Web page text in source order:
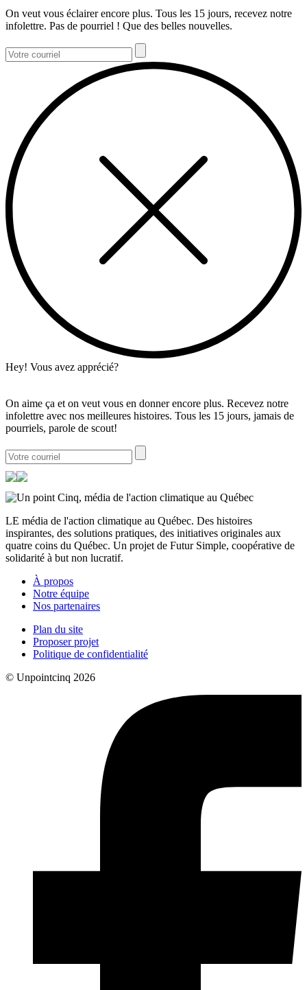
On veut vous éclairer encore plus. Tous les 15 jours, recevez notre
infolettre. Pas de pourriel ! Que des belles nouvelles.
Hey! Vous avez apprécié?
On aime ça et on veut vous en donner encore plus. Recevez notre
infolettre avec nos meilleures histoires. Tous les 15 jours, jamais de
pourriels, parole de scout!
LE média de l'action climatique au Québec. Des histoires
inspirantes, des solutions pratiques, des initiatives originales aux
quatre coins du Québec. Un projet de Futur Simple, coopérative de
solidarité à but non lucratif.
À propos
Notre équipe
Nos partenaires
Plan du site
Proposer projet
Politique de confidentialité
© Unpointcinq 2026